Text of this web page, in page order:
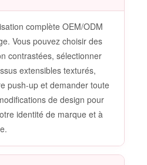
complète OEM/ODM
Vous pouvez choisir des
contrastées, sélectionner
extensibles texturés,
push-up et demander toute
de design pour
identité de marque et à